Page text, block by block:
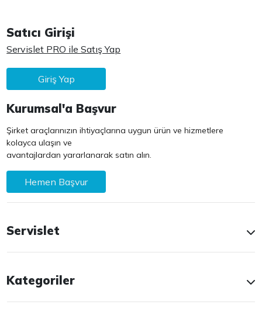
Satıcı Girişi
Servislet PRO ile Satış Yap
Giriş Yap
Kurumsal'a Başvur
Şirket araçlarınızın ihtiyaçlarına uygun ürün ve hizmetlere
kolayca ulaşın ve
avantajlardan yararlanarak satın alın.
Hemen Başvur
Servislet
Kategoriler